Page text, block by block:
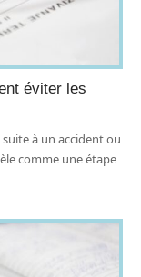
éviter les
à un accident ou
comme une étape